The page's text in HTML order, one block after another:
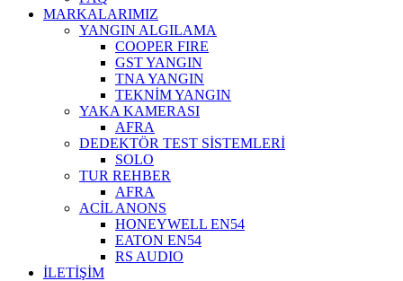
MARKALARIMIZ
YANGIN ALGILAMA
COOPER FIRE
GST YANGIN
TNA YANGIN
TEKNİM YANGIN
YAKA KAMERASI
AFRA
DEDEKTÖR TEST SİSTEMLERİ
SOLO
TUR REHBER
AFRA
ACİL ANONS
HONEYWELL EN54
EATON EN54
RS AUDIO
İLETİŞİM